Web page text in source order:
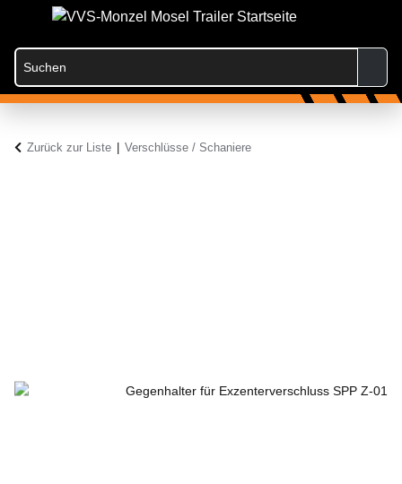
Zurück zur Liste Verschlüsse / Schaniere